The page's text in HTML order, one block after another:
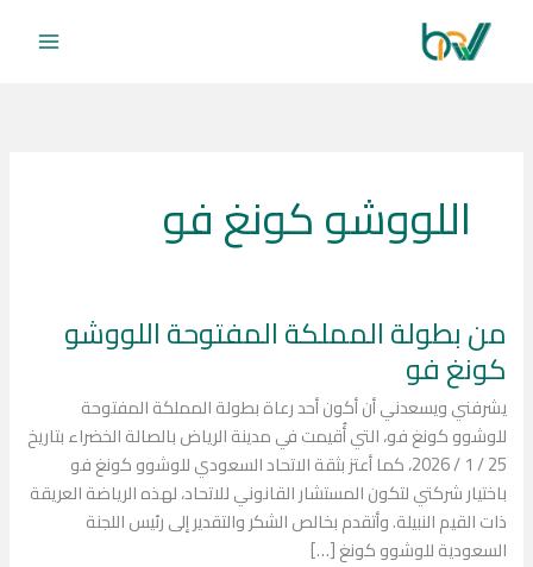
المحتوى
اللووشو كونغ فو
من بطولة المملكة المفتوحة اللووشو
كونغ فو
يشرفني ويسعدني أن أكون أحد رعاة بطولة المملكة المفتوحة
للوشوو كونغ فو، التي أُقيمت في مدينة الرياض بالصالة الخضراء بتاريخ
25 / 1 / 2026، كما أعتز بثقة الاتحاد السعودي للوشوو كونغ فو
باختيار شركتي لتكون المستشار القانوني للاتحاد، لهذه الرياضة العريقة
ذات القيم النبيلة. وأتقدم بخالص الشكر والتقدير إلى رئيس اللجنة
السعودية للوشوو كونغ […]
من
بطولة
المملكة
المفتوحة
اللووشو
كونغ
فو